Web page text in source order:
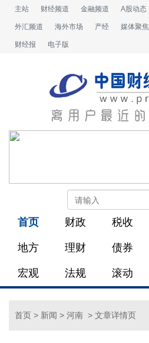
主站 财经频道 金融频道 A股动态
外汇频道 海外市场 产经 媒体聚焦
财经报 电子版
首页 财政 税收
地方 理财 债券
宏观 法规 滚动
首页 > 新闻 > 河南 > 文章详情页